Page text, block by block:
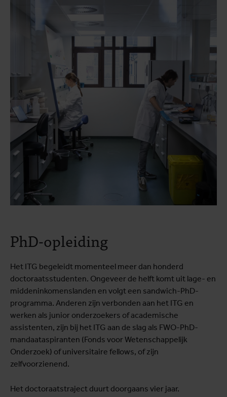
PhD-opleiding
Het ITG begeleidt momenteel meer dan honderd
doctoraatsstudenten. Ongeveer de helft komt uit lage- en
middeninkomenslanden en volgt een sandwich-PhD-
programma. Anderen zijn verbonden aan het ITG en
werken als junior onderzoekers of academische
assistenten, zijn bij het ITG aan de slag als FWO-PhD-
mandaataspiranten (Fonds voor Wetenschappelijk
Onderzoek) of universitaire fellows, of zijn
zelfvoorzienend.
Het doctoraatstraject duurt doorgaans vier jaar.